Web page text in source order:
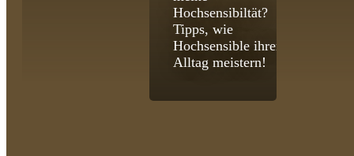
Hochsensibiltät?
Tipps, wie
Hochsensible ihren
Alltag meistern!